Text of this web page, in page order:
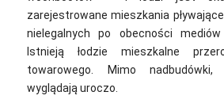
zarejestrowane mieszkania
nielegalnych po obecności
Istnieją łodzie mieszkalne
towarowego. Mimo
wyglądają uroczo.